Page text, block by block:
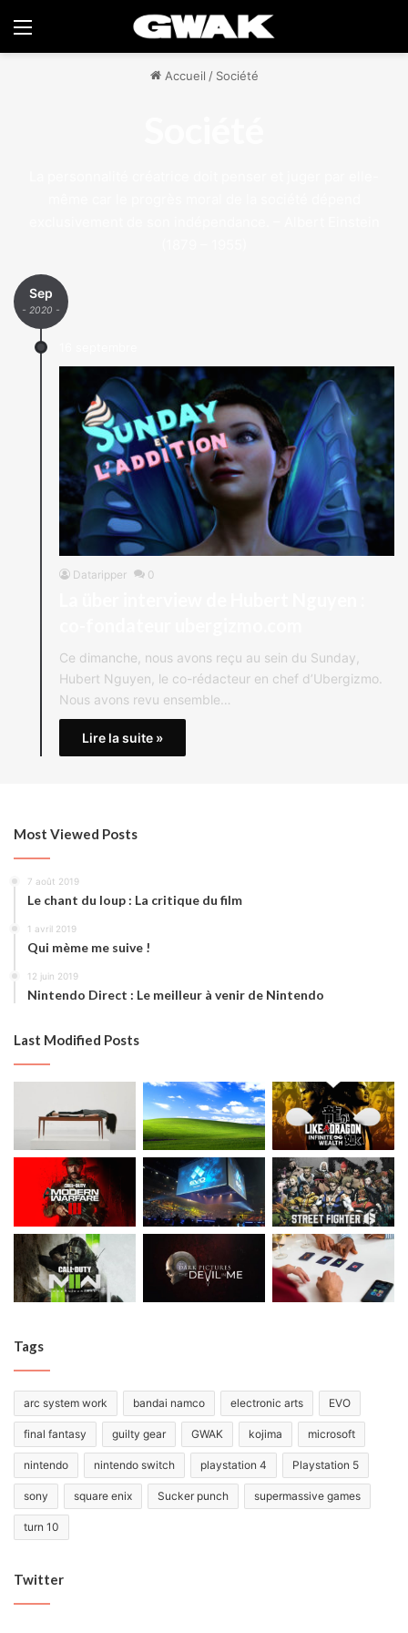
Menu
Accueil / Société
Sep
- 2020 -
Dataripper 0
Ce dimanche, nous avons reçu au sein du Sunday,
Hubert Nguyen, le co-rédacteur en chef d’Ubergizmo.
Nous avons revu ensemble…
Lire la suite »
Most Viewed Posts
7 août 2019
Le chant du loup : La critique du film
1 avril 2019
Qui mème me suive !
12 juin 2019
Nintendo Direct : Le meilleur à venir de Nintendo
Last Modified Posts
Tags
arc system work bandai namco electronic arts EVO
final fantasy guilty gear GWAK kojima microsoft
nintendo nintendo switch playstation 4 Playstation 5
sony square enix Sucker punch supermassive games
turn 10
Twitter